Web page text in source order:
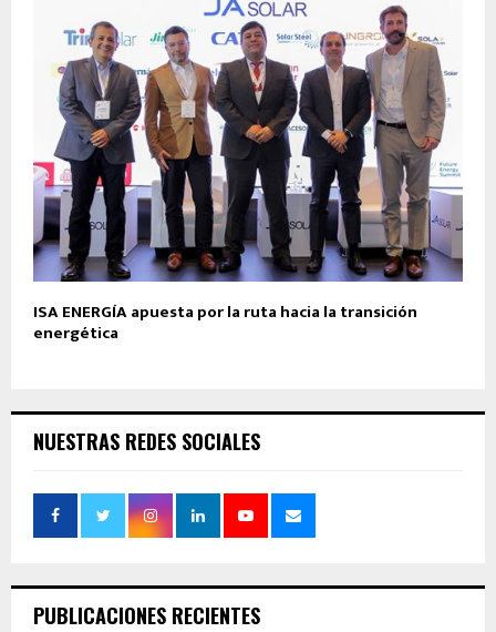
ISA ENERGÍA apuesta por la ruta hacia la transición
energética
NUESTRAS REDES SOCIALES
PUBLICACIONES RECIENTES